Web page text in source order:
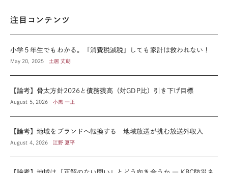
注目コンテンツ
小学５年生でもわかる。「消費税減税」しても家計は救われない！
May 20, 2025 土居 丈朗
【論考】骨太方針2026と債務残高（対GDP比）引き下げ目標
August 5, 2026 小黒 一正
【論考】地域をブランドへ転換する 地域放送が挑む放送外収入
August 4, 2026 江野 夏平